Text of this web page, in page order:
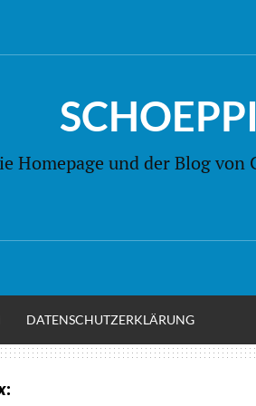
Homepage und der Blog
DATENSCHUTZERKLÄRUNG
: